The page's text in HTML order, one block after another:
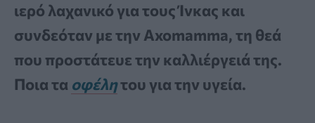
ιερό λαχανικό για τους Ίνκας και
συνδεόταν με την Axomamma, τη θεά
που προστάτευε την καλλιέργειά της.
Ποια τα οφέλητου για την υγεία.